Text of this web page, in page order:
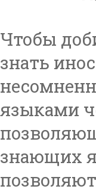
Чтобы
знать
языками
знающих